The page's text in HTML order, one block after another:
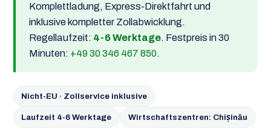
Komplettladung, Express-Direktfahrt und
inklusive kompletter Zollabwicklung.
Regellaufzeit: 4-6 Werktage. Festpreis in 30
Minuten: +49 30 346 467 850.
Nicht-EU · Zollservice inklusive
Laufzeit 4-6 Werktage Wirtschaftszentren: Chișinău